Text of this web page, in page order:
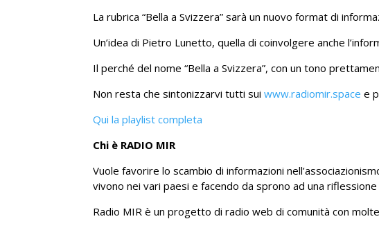
La rubrica “Bella a Svizzera” sarà un nuovo format di
Un’idea di Pietro Lunetto, quella di coinvolgere anche
Il perché del nome “Bella a Svizzera”, con un tono
Non resta che sintonizzarvi tutti suiwww.radiomir.space e
Qui la playlist completa
Chi è RADIO MIR
Vuole favorire lo scambio di informazioni
vivono nei vari paesi e facendo da sprono ad una
Radio MIR è un progetto di radio web di comunità con